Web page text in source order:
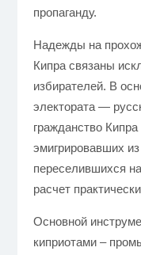
пропаганду.
Надежды на
Кипра связаны
избирателей. В
электората —
гражданство Кипра
эмигрировавших
переселившихся
расчет
Основной
киприотами –